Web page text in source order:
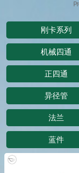
刚卡系列
机械四通
正四通
异径管
法兰
蓝件